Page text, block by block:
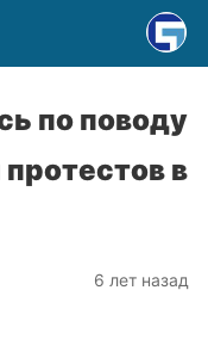
по поводу
в
6 лет назад